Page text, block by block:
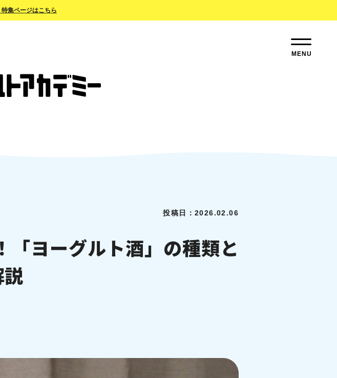
特集ページはこちら
「ヨーグルト酒」の種類と
投稿日：2026.02.06